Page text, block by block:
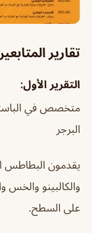
تقارير
التقرير الأول:
متخصص في
البرجر
يقدمون البطاطس
والكالبينو والخس
على السطح.